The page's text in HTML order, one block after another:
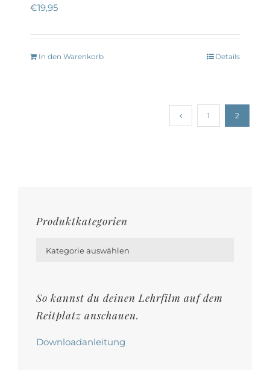
€19,95
In den Warenkorb Details
1 2
Produktkategorien
Kategorie auswählen
So kannst du deinen Lehrfilm auf dem
Reitplatz anschauen.
Downloadanleitung